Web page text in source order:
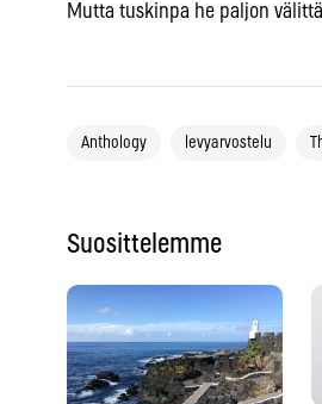
Mutta tuskinpa he paljon
Anthology levyarvostelu
Suosittelemme